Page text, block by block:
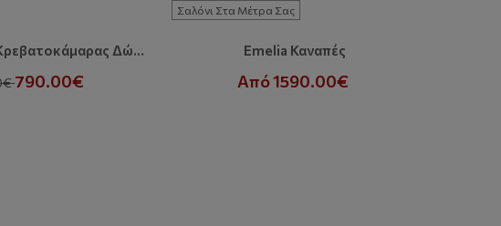
Karpathos Σετ Κρεβατοκάμαρας Δώρο Μαξιλάρες Στο Κεφαλάρι
790.00€
Σαλόνι Στα Μέτρα Σας
Emelia Καναπές
Από 1590.00€